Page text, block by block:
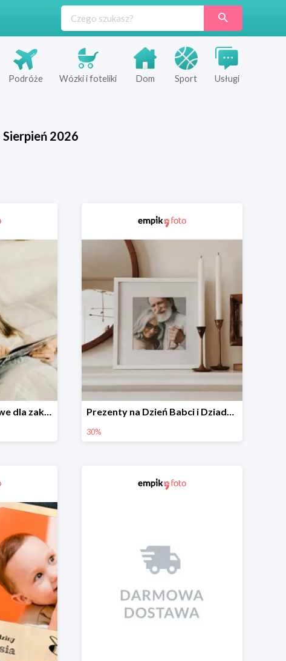
Podróże Wózki i foteliki Dom Sport Usługi
Sierpień 2026
Prezenty walentynkowe dla zakochanych i bliskich w Empik Foto do -30% Prezenty na Dzień Babci i Dziadka w Empik Foto do -30%
30%